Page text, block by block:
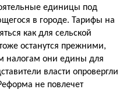
единицы под
в городе. Тарифы на
как для сельской
останутся прежними,
налогам они едины для
власти опровергли
не повлечет